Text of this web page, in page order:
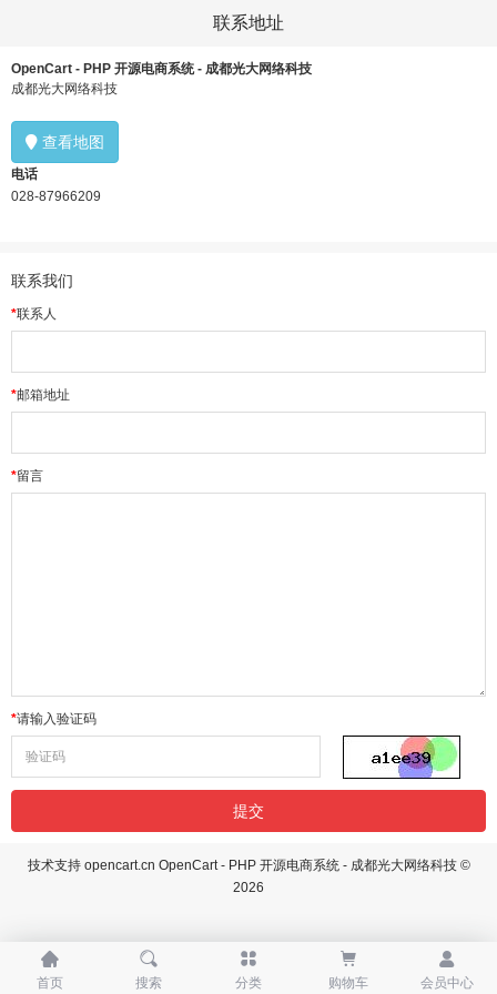
联系地址
OpenCart - PHP 开源电商系统 - 成都光大网络科技
成都光大网络科技
查看地图
电话
028-87966209
联系我们
联系人
邮箱地址
留言
请输入验证码
技术支持 opencart.cn OpenCart - PHP 开源电商系统 - 成都光大网络科技 ©
2026

首页

搜索

分类

购物车

会员中心